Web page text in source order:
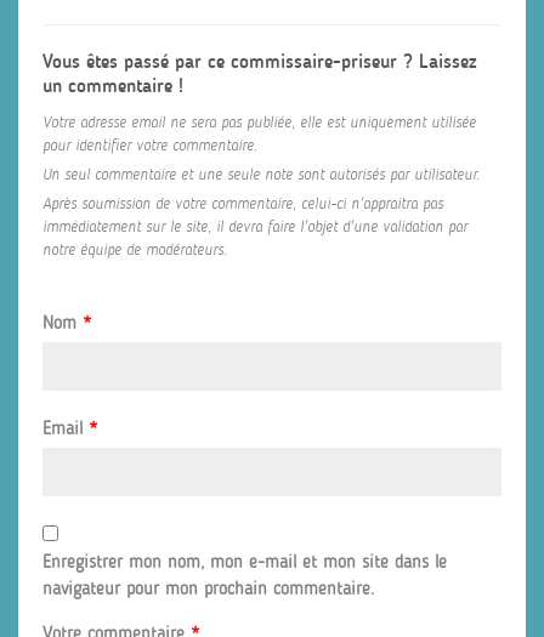
Vous êtes passé par ce commissaire-priseur ? Laissez
un commentaire !
Votre adresse email ne sera pas publiée, elle est uniquement utilisée
pour identifier votre commentaire.
Un seul commentaire et une seule note sont autorisés par utilisateur.
Après soumission de votre commentaire, celui-ci n'appraitra pas
immédiatement sur le site, il devra faire l'objet d'une validation par
notre équipe de modérateurs.
Nom *
Email *
Enregistrer mon nom, mon e-mail et mon site dans le
navigateur pour mon prochain commentaire.